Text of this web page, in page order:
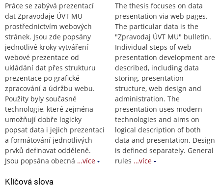
Práce se zabývá prezentací
dat Zpravodaje ÚVT MU
prostřednictvím webových
stránek. Jsou zde popsány
jednotlivé kroky vytváření
webové prezentace od
ukládání dat přes strukturu
prezentace po grafické
zpracování a údržbu webu.
Použity byly současné
technologie, které zejména
umožňují dobře logicky
popsat data i jejich prezentaci
a formátování jednotlivých
prvků definovat odděleně.
Jsou popsána obecná …více
The thesis focuses on data
presentation via web pages.
The particular data is the
"Zpravodaj ÚVT MU" bulletin.
Individual steps of web
presentation development are
described, including data
storing, presentation
structure, web design and
administration. The
presentation uses modern
technologies and aims on
logical description of both
data and presentation. Design
is defined separately. General
rules …více
Klíčová slova